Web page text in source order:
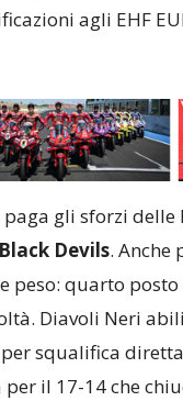
agli EHF
paga gli sforzi delle
Devils. Anche
peso: quarto
Diavoli Neri
squalifica
per il 17-14 che